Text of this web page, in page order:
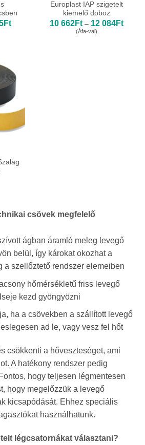
FtÁrtartomány:
47
Europlast IAP szigetelt
kiemelő doboz
10 662Ft – 12 084Ft
10
(Áfa-val)
csövek megfelelő
ágban áramló meleg levegő
belül, így károkat okozhat a
a szellőztető rendszer elemeiben
hőmérsékletű friss levegő
kezd gyöngyözni
ha a csövekben a szállított levegő
ad le, vagy vesz fel hőt
csökkenti a hőveszteséget, ami
A hatékony rendszer pedig
hogy teljesen légmentesen
hogy megelőzzük a levegő
kicsapódását. Ehhez speciális
használhatunk.
légcsatornákat választani?